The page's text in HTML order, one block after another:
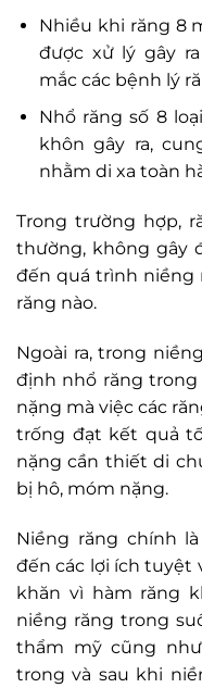
Nhiều khi răng 8
được xử lý gây ra
mắc các bệnh lý
Nhổ răng số 8
khôn gây ra,
nhằm di xa toàn
Trong trường hợp,
thường, không gây
đến quá trình niềng
răng nào.
Ngoài ra, trong
định nhổ răng
nặng mà việc các
trống đạt kết quả
nặng cần thiết di
bị hô, móm nặng.
Niềng răng chính
đến các lợi ích tuyệt
khăn vì hàm răng
niềng răng trong
thẩm mỹ cũng
trong và sau khi